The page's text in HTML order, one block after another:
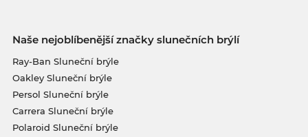
Naše nejoblíbenější značky slunečních brýlí
Ray-Ban Sluneční brýle
Oakley Sluneční brýle
Persol Sluneční brýle
Carrera Sluneční brýle
Polaroid Sluneční brýle